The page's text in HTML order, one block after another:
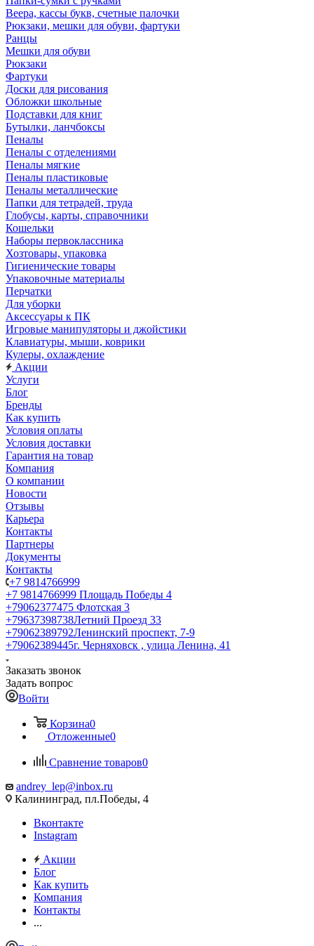
Веера, кассы букв, счетные палочки
Рюкзаки, мешки для обуви, фартуки
Ранцы
Мешки для обуви
Рюкзаки
Фартуки
Доски для рисования
Обложки школьные
Подставки для книг
Бутылки, ланчбоксы
Пеналы
Пеналы с отделениями
Пеналы мягкие
Пеналы пластиковые
Пеналы металлические
Папки для тетрадей, труда
Глобусы, карты, справочники
Кошельки
Наборы первоклассника
Хозтовары, упаковка
Гигиенические товары
Упаковочные материалы
Перчатки
Для уборки
Аксессуары к ПК
Игровые манипуляторы и джойстики
Клавиатуры, мыши, коврики
Кулеры, охлаждение
Акции
Услуги
Блог
Бренды
Как купить
Условия оплаты
Условия доставки
Гарантия на товар
Компания
О компании
Новости
Отзывы
Карьера
Контакты
Партнеры
Документы
Контакты
+7 9814766999
+7 9814766999 Площадь Победы 4
+79062377475 Флотская 3
+79637398738Летний Проезд 33
+79062389792Ленинский проспект, 7-9
+79062389445г. Черняховск , улица Ленина, 41
Заказать звонок
Задать вопрос
Войти
Корзина0
Отложенные0
Сравнение товаров0
andrey_lep@inbox.ru
Калининград, пл.Победы, 4
Вконтакте
Instagram
Акции
Блог
Как купить
Компания
Контакты
...